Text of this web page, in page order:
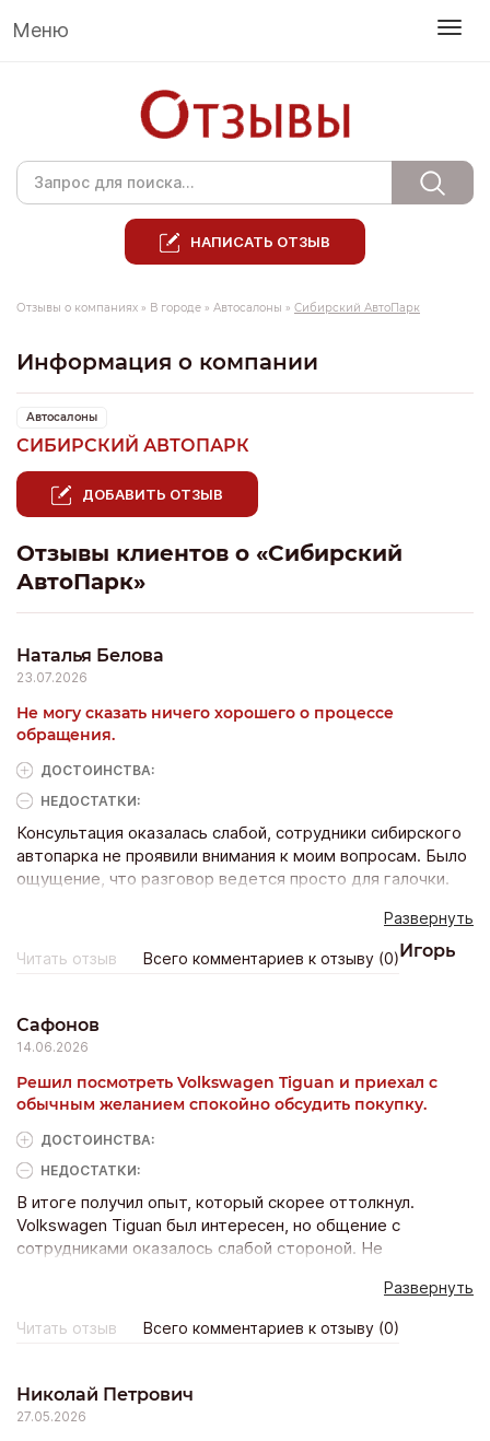
Меню
НАПИСАТЬ ОТЗЫВ
Отзывы о компаниях » В городе » Автосалоны » Сибирский АвтоПарк
Информация о компании
Автосалоны
СИБИРСКИЙ АВТОПАРК
ДОБАВИТЬ ОТЗЫВ
Отзывы клиентов о «Сибирский
АвтоПарк»
Наталья Белова
23.07.2026
Не могу сказать ничего хорошего о процессе
обращения.
ДОСТОИНCТВА:
НЕДОСТАТКИ:
Консультация оказалась слабой, сотрудники сибирского
автопарка не проявили внимания к моим вопросам. Было
ощущение, что разговор ведется просто для галочки.
объяснение условий, но этого не произошло. После
такого опыта желание продолжать общение пропало.
Развернуть
Читать отзыв Всего комментариев к отзыву (0)Игорь
Сафонов
14.06.2026
Решил посмотреть Volkswagen Tiguan и приехал с
обычным желанием спокойно обсудить покупку.
ДОСТОИНCТВА:
НЕДОСТАТКИ:
В итоге получил опыт, который скорее оттолкнул.
Volkswagen Tiguan был интересен, но общение с
сотрудниками оказалось слабой стороной. Не
второстепенное. Хотелось услышать реальные
аргументы и получить помощь в выборе, а пришлось
самостоятельно собирать информацию. Также возникли
что четкого объяснения не было. Сложилось
впечатление, что клиент должен сам контролировать
Развернуть
Читать отзыв Всего комментариев к отзыву (0)
Николай Петрович
27.05.2026